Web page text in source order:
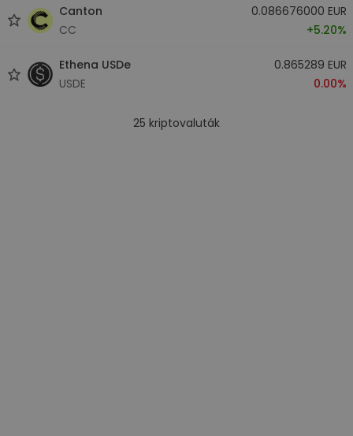
Canton
CC
0.086676000 EUR
+5.20%
Ethena USDe
USDE
0.865289 EUR
0.00%
25 kriptovaluták